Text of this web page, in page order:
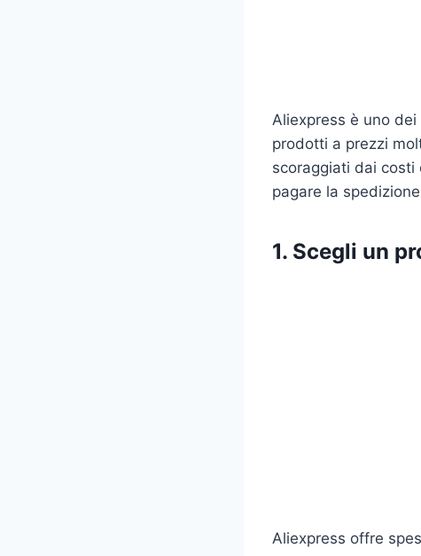
Aliexpress è uno
prodotti a prezzi
scoraggiati dai costi
pagare la
1. Scegli un
Aliexpress offre